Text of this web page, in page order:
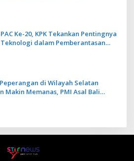
Ke-20, KPK Tekankan Pentingnya
dalam Pemberantasan
di Wilayah Selatan
Makin Memanas, PMI Asal Bali